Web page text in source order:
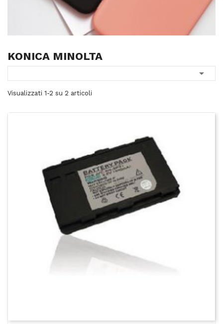
KONICA MINOLTA

Visualizzati 1-2 su 2 articoli